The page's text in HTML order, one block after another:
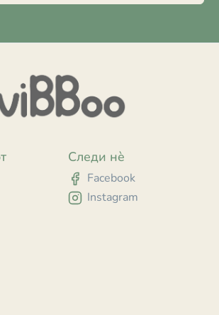
Следи нè
Facebook
Instagram